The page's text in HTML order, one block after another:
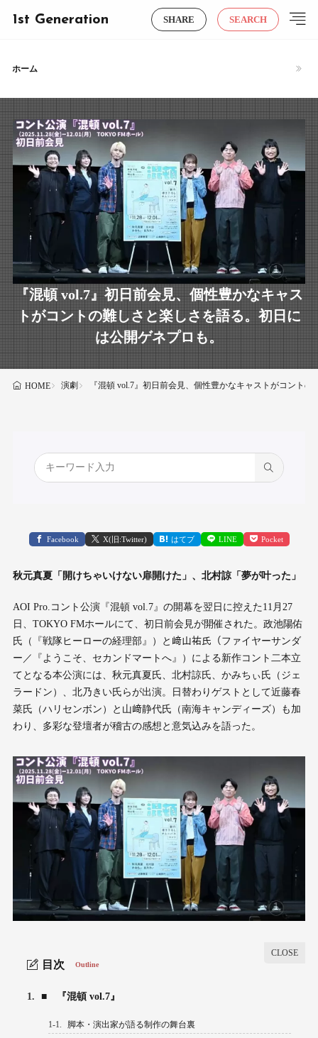
1st Generation SHARE SEARCH
ホーム
『混頓 vol.7』初日前会見、個性豊かなキャス
トがコントの難しさと楽しさを語る。初日に
は公開ゲネプロも。
HOME 演劇 『混頓 vol.7』初日前会見、個性豊かなキャストがコント
Facebook X(旧:Twitter) はてブ LINE Pocket
秋元真夏「開けちゃいけない扉開けた」、北村諒「夢が叶った」
AOI Pro.コント公演『混頓 vol.7』の開幕を翌日に控えた11月27
日、TOKYO FMホールにて、初日前会見が開催された。政池陽佑
氏（『戦隊ヒーローの経理部』）と﨑山祐氏（ファイヤーサンダ
ー／『ようこそ、セカンドマートへ』）による新作コント二本立
てとなる本公演には、秋元真夏氏、北村諒氏、かみちぃ氏（ジェ
ラードン）、北乃きい氏らが出演。日替わりゲストとして近藤春
菜氏（ハリセンボン）と山﨑静代氏（南海キャンディーズ）も加
わり、多彩な登壇者が稽古の感想と意気込みを語った。
目次 Outline
1. ■ 『混頓 vol.7』
1-1. 脚本・演出家が語る制作の舞台裏